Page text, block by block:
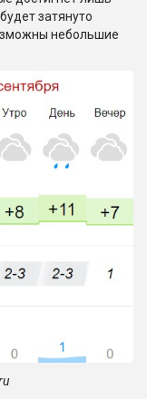
затянуто
небольшие